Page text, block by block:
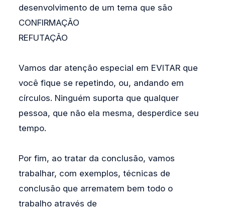
desenvolvimento de um tema que são
CONFIRMAÇÃO
REFUTAÇÃO
Vamos dar atenção especial em EVITAR que
você fique se repetindo, ou, andando em
círculos. Ninguém suporta que qualquer
pessoa, que não ela mesma, desperdice seu
tempo.
Por fim, ao tratar da conclusão, vamos
trabalhar, com exemplos, técnicas de
conclusão que arrematem bem todo o
trabalho através de